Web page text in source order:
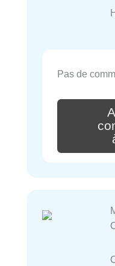
Pas de